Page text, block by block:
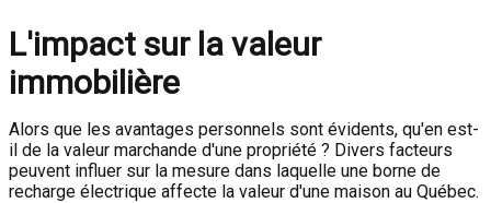
L'impact sur la valeur
immobilière
Alors que les avantages personnels sont évidents, qu'en est-
il de la valeur marchande d'une propriété ? Divers facteurs
peuvent influer sur la mesure dans laquelle une borne de
recharge électrique affecte la valeur d'une maison au Québec.